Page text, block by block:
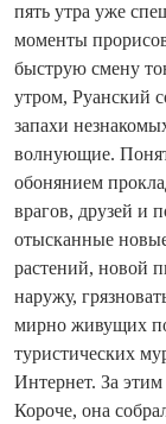
пять утра уже
моменты
быструю смену
утром, Руанский
запахи
волнующие.
обонянием
врагов, друзей и
отысканные
растений, новой
наружу,
мирно живущих
туристических
Интернет. За этим
Короче, она